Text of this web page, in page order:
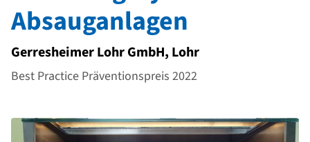
Absauganlagen
Gerresheimer Lohr GmbH, Lohr
Best Practice Präventionspreis 2022